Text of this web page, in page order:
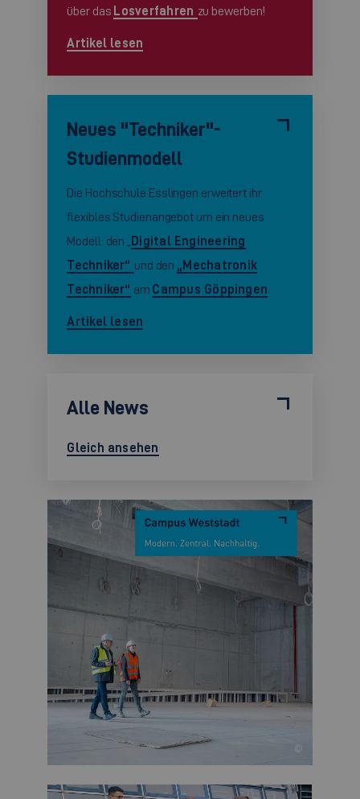
©
©
©
©
über das Losverfahren zu bewerben!
Artikel lesen
Neues "Techniker"-
Studienmodell
Die Hochschule Esslingen erweitert ihr
flexibles Studienangebot um ein neues
Modell: den „
Digital Engineering
Techniker“ und den „Mechatronik
Techniker“ am Campus Göppingen
Artikel lesen
Alle News
Gleich ansehen